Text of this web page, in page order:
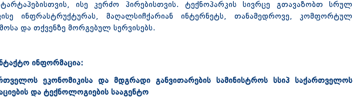
ისე კერძო პირებისთვის. ტექნოპარკის სივრცე გთავაზობთ სრულ
ინფრასტრუქტურას, მაღალსიჩქარიან ინტერნეტს, თანამედროვე, კომფორტულ
და თქვენზე მორგებულ სერვისებს.
ინფორმაცია:
ეკონომიკისა და მდგრადი განვითარების სამინისტროს სსიპ საქართველოს
და ტექნოლოგიების სააგენტო